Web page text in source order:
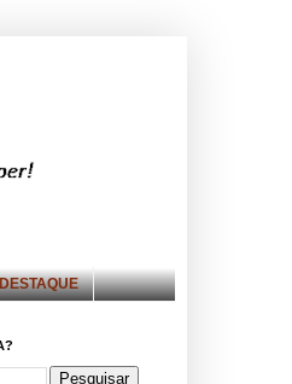
DESTAQUE